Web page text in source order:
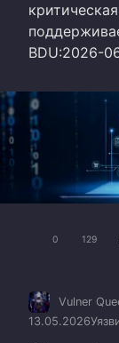
BDU:2026-
0 129
Vulner
13.05.2026